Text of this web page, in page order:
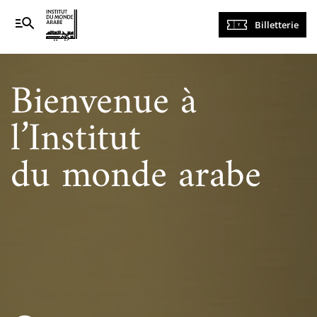
Navigation
principale
Billetterie
Bienvenue à
l’Institut
du monde arabe